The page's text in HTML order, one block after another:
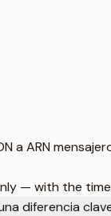
ARN
— with the
diferencia